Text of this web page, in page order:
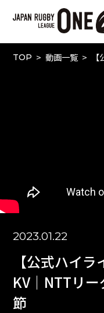
TOP 動画一覧
2023.01.22
【公式ハイ
KV｜NTTリ
節